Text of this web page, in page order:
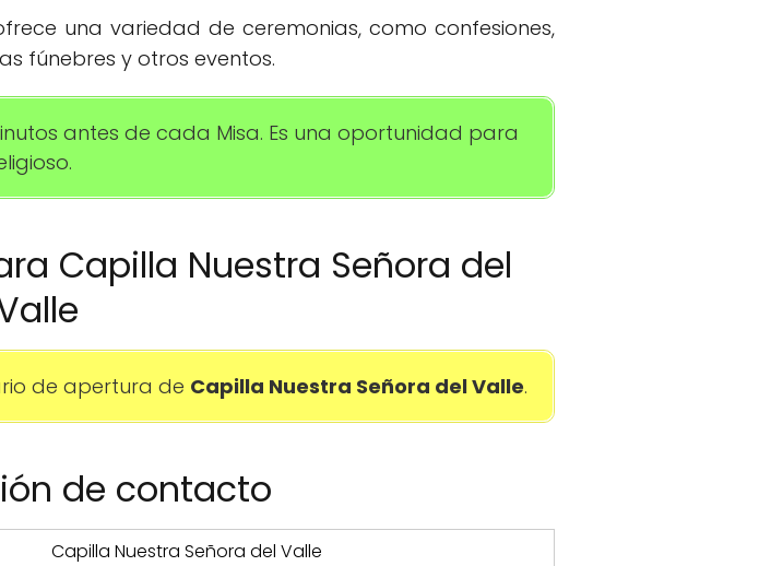
una variedad de ceremonias, como confesiones,
fúnebres y otros eventos.
antes de cada Misa. Es una oportunidad para
Capilla Nuestra Señora del
de apertura de Capilla Nuestra Señora del Valle.
de contacto
Capilla Nuestra Señora del Valle